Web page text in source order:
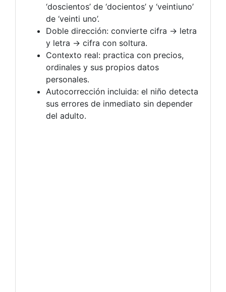
‘doscientos’ de ‘docientos’ y ‘veintiuno’
de ‘veinti uno’.
Doble dirección: convierte cifra → letra
y letra → cifra con soltura.
Contexto real: practica con precios,
ordinales y sus propios datos
personales.
Autocorrección incluida: el niño detecta
sus errores de inmediato sin depender
del adulto.